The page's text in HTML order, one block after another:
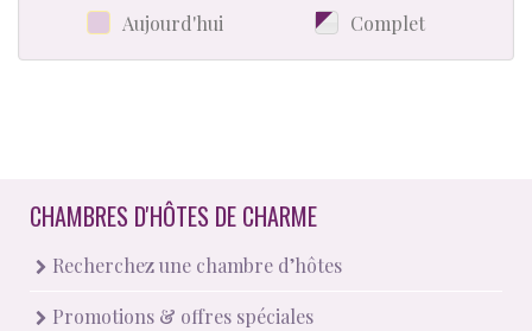
Aujourd'hui
Complet
CHAMBRES D'HÔTES DE CHARME
Recherchez une chambre d’hôtes
Promotions & offres spéciales